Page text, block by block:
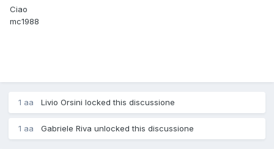
Ciao
mc1988
1 aa Livio Orsini locked this discussione
1 aa Gabriele Riva unlocked this discussione